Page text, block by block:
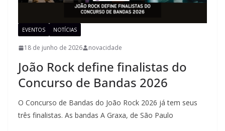
EVENTOS NOTÍCIAS
18 de junho de 2026 novacidade
João Rock define finalistas do
Concurso de Bandas 2026
O Concurso de Bandas do João Rock 2026 já tem seus
três finalistas. As bandas A Graxa, de São Paulo